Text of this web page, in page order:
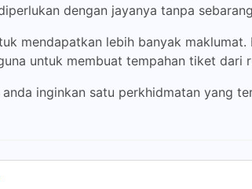
dengan jayanya tanpa
mendapatkan lebih banyak maklumat.
untuk membuat tempahan tiket dari
inginkan satu perkhidmatan yang